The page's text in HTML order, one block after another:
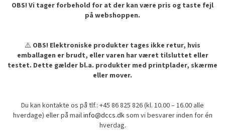
OBS! Vi tager forbehold for at der kan være pris og taste fejl
på webshoppen.
⚠️ OBS! Elektroniske produkter tages ikke retur, hvis
emballagen er brudt, eller varen har været tilsluttet eller
testet. Dette gælder bl.a. produkter med printplader, skærme
eller mover.
Du kan kontakte os på tlf.: +45 86 825 826 (kl. 10.00 – 16.00 alle
hverdage) eller på mailinfo@dccs.dksom vi besvarer inden for én
hverdag.